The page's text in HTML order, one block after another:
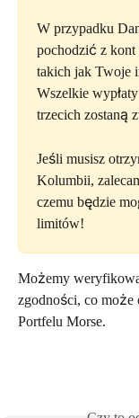
W przypadku
pochodzić z kont
takich jak Twoje
Wszelkie
trzecich zostaną
Jeśli musisz
Kolumbii,
czemu będzie
limitów!
Możemy
zgodności, co
Portfelu Morse.